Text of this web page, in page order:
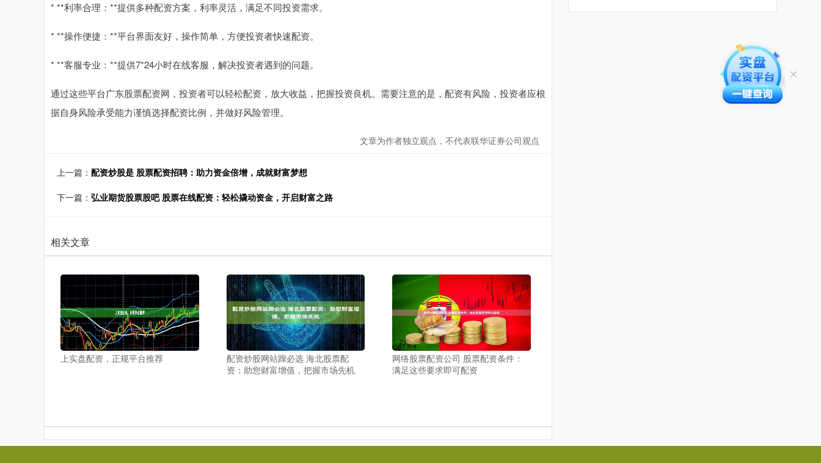
* **利率合理：**提供多种配资方案，利率灵活，满足不同投资需求。
* **操作便捷：**平台界面友好，操作简单，方便投资者快速配资。
* **客服专业：**提供7*24小时在线客服，解决投资者遇到的问题。
通过这些平台广东股票配资网，投资者可以轻松配资，放大收益，把握投资良机。需要注意的是，配资有风险，投资者应根
据自身风险承受能力谨慎选择配资比例，并做好风险管理。
文章为作者独立观点，不代表联华证券公司观点
上一篇： 配资炒股是 股票配资招聘：助力资金倍增，成就财富梦想
下一篇： 弘业期货股票股吧 股票在线配资：轻松撬动资金，开启财富之路
相关文章
上实盘配资，正规平台推荐
配资炒股网站蹿必选 海北股票配
资：助您财富增值，把握市场先机
网络股票配资公司 股票配资条件：
满足这些要求即可配资